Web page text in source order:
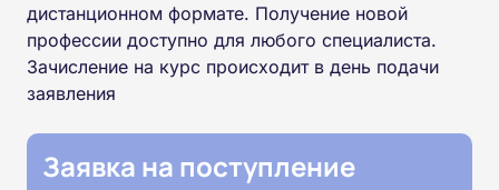
дистанционном формате. Получение новой
профессии доступно для любого специалиста.
Зачисление на курс происходит в день подачи
заявления
Заявка на поступление